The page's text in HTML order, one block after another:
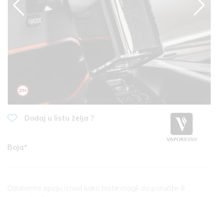
Dodaj u listu želja ?
Boja*